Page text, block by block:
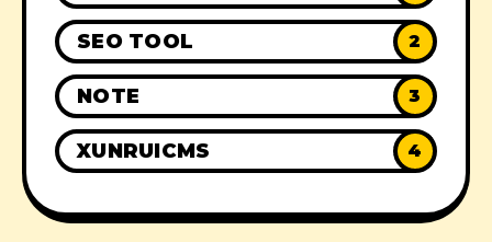
SEO TOOL 2
NOTE 3
XUNRUICMS 4